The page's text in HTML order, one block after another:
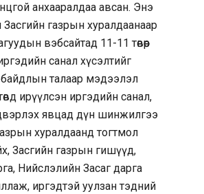
анхааралдаа авсан. Энэ
газрын хуралдаанаар
вэбсайтад 11-11 төвөөр
санал хүсэлтийг
талаар мэдээлэл
ирүүлсэн иргэдийн санал,
явцад дүн шинжилгээ
хуралдаанд тогтмол
Засгийн газрын гишүүд,
Нийслэлийн Засаг дарга
иргэдтэй уулзан тэдний